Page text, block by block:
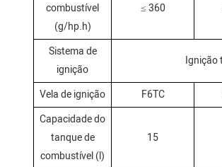
combustível
(g/hp.h)
≤360
Sistema de
ignição
Ignição
Vela de ignição F6TC
Capacidade do
tanque de
combustível (l)
15